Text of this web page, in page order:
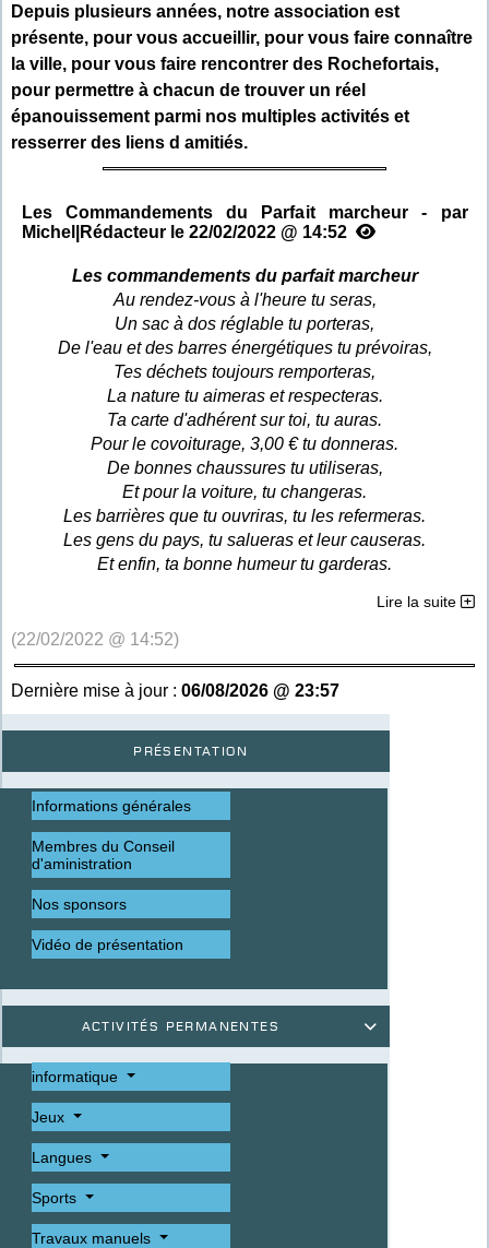
Présentation
Informations générales
Membres du Conseil
d'aministration
Nos sponsors
Vidéo de présentation

Activités permanentes
informatique
Jeux
Langues
Sports
Travaux manuels
Depuis plusieurs années, notre association est
présente, pour vous accueillir, pour vous faire connaître
la ville, pour vous faire rencontrer des Rochefortais,
pour permettre à chacun de trouver un réel
épanouissement parmi nos multiples activités et
resserrer des liens d amitiés.
Les Commandements du Parfait marcheur - par
Michel|Rédacteur le 22/02/2022 @ 14:52
Les commandements du parfait marcheur
Au rendez-vous à l'heure tu seras,
Un sac à dos réglable tu porteras,
De l'eau et des barres énergétiques tu prévoiras,
Tes déchets toujours remporteras,
La nature tu aimeras et respecteras.
Ta carte d'adhérent sur toi, tu auras.
Pour le covoiturage, 3,00 € tu donneras.
De bonnes chaussures tu utiliseras,
Et pour la voiture, tu changeras.
Les barrières que tu ouvriras, tu les refermeras.
Les gens du pays, tu salueras et leur causeras.
Et enfin, ta bonne humeur tu garderas.
Lire la suite
(22/02/2022 @ 14:52)
Dernière mise à jour : 06/08/2026 @ 23:57